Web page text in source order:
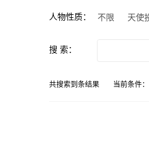
人物性质： 不限 天使
搜 索：
共搜索到 条结果 当前条件：